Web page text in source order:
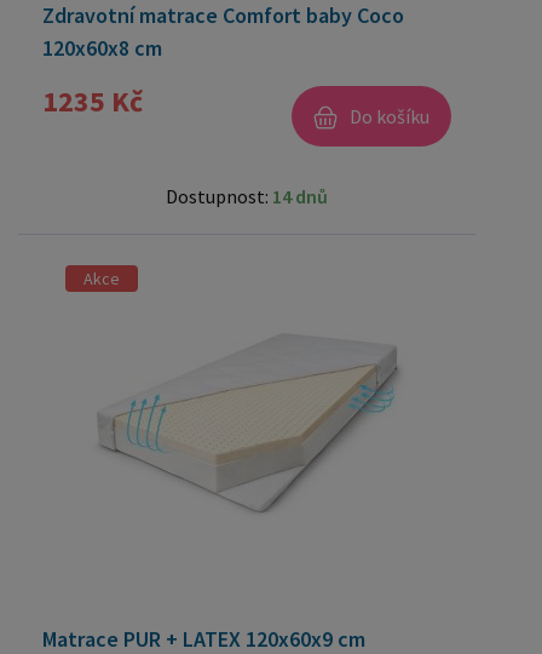
Zdravotní matrace Comfort baby Coco
120x60x8 cm
1235 Kč Do košíku
Dostupnost: 14 dnů
Akce
Matrace PUR + LATEX 120x60x9 cm